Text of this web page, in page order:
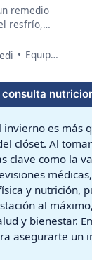
remedio
resfrío,
culturas
para la
bajo
primera
una
Equipo de Salud Examedi
es más
clóset. Al
clave como la
y nutrición,
al máximo,
y bienestar.
asegurarte un